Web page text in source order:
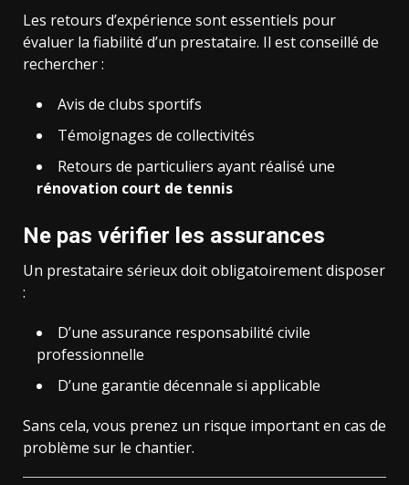
Les retours d’expérience sont essentiels pour
évaluer la fiabilité d’un prestataire. Il est conseillé de
rechercher :
Avis de clubs sportifs
Témoignages de collectivités
Retours de particuliers ayant réalisé une
rénovation court de tennis
Ne pas vérifier les assurances
Un prestataire sérieux doit obligatoirement disposer
:
D’une assurance responsabilité civile
professionnelle
D’une garantie décennale si applicable
Sans cela, vous prenez un risque important en cas de
problème sur le chantier.